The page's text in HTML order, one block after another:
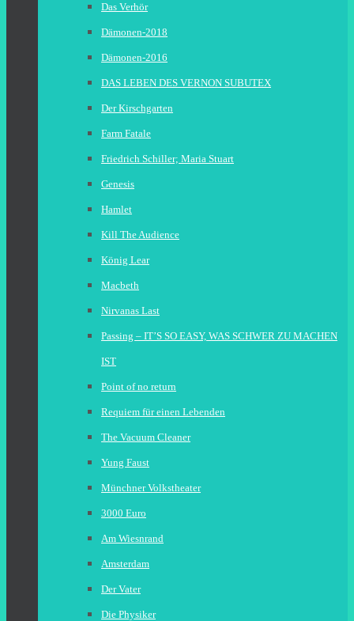
Das Verhör
Dämonen-2018
Dämonen-2016
DAS LEBEN DES VERNON SUBUTEX
Der Kirschgarten
Farm Fatale
Friedrich Schiller; Maria Stuart
Genesis
Hamlet
Kill The Audience
König Lear
Macbeth
Nirvanas Last
Passing – IT’S SO EASY, WAS SCHWER ZU MACHEN
IST
Point of no return
Requiem für einen Lebenden
The Vacuum Cleaner
Yung Faust
Münchner Volkstheater
3000 Euro
Am Wiesnrand
Amsterdam
Der Vater
Die Physiker